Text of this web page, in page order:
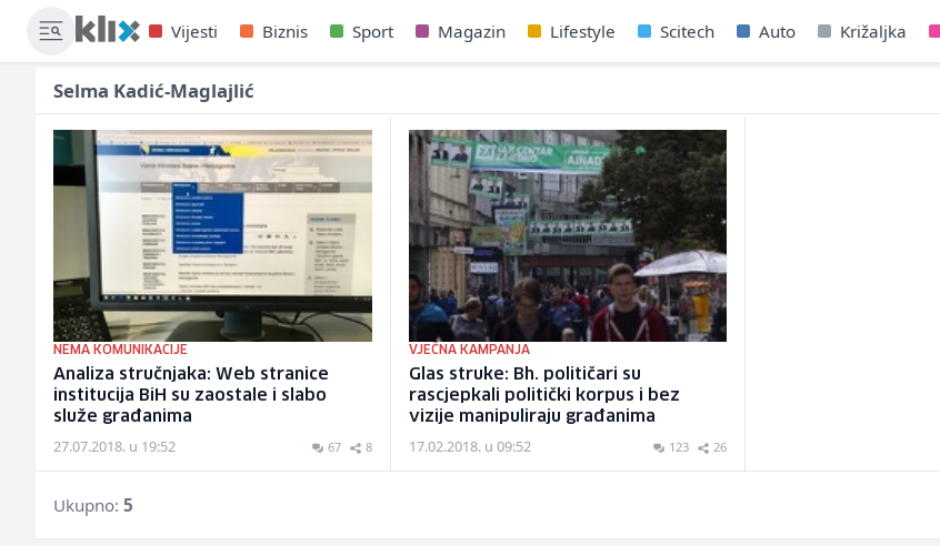
Vijesti Biznis Sport Magazin Lifestyle Scitech Auto Križaljka
Selma Kadić-Maglajlić
NEMA KOMUNIKACIJE
Analiza stručnjaka: Web stranice
institucija BiH su zaostale i slabo
služe građanima
27.07.2018. u 19:52 67 8
VJEČNA KAMPANJA
Glas struke: Bh. političari su
rascjepkali politički korpus i bez
vizije manipuliraju građanima
17.02.2018. u 09:52 123 26
Ukupno: 5